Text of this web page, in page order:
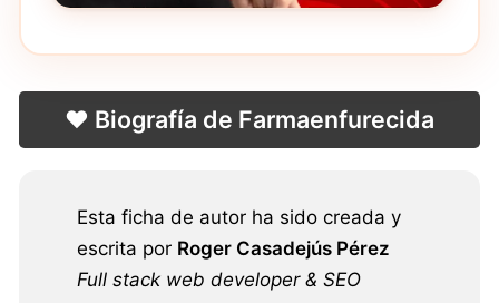
❤️ Biografía de Farmaenfurecida
Esta ficha de autor ha sido creada y
escrita por Roger Casadejús Pérez
Full stack web developer & SEO